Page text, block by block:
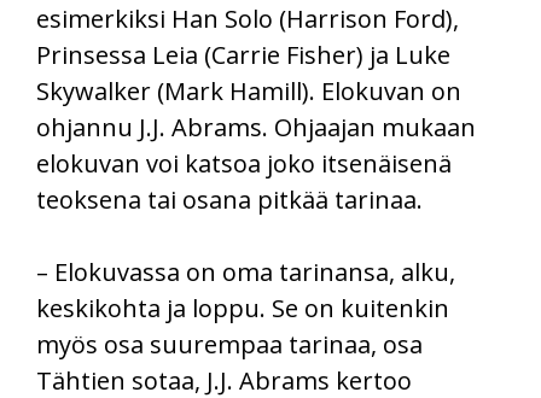
esimerkiksi Han Solo (Harrison Ford),
Prinsessa Leia (Carrie Fisher) ja Luke
Skywalker (Mark Hamill). Elokuvan on
ohjannu J.J. Abrams. Ohjaajan mukaan
elokuvan voi katsoa joko itsenäisenä
teoksena tai osana pitkää tarinaa.
– Elokuvassa on oma tarinansa, alku,
keskikohta ja loppu. Se on kuitenkin
myös osa suurempaa tarinaa, osa
Tähtien sotaa, J.J. Abrams kertoo